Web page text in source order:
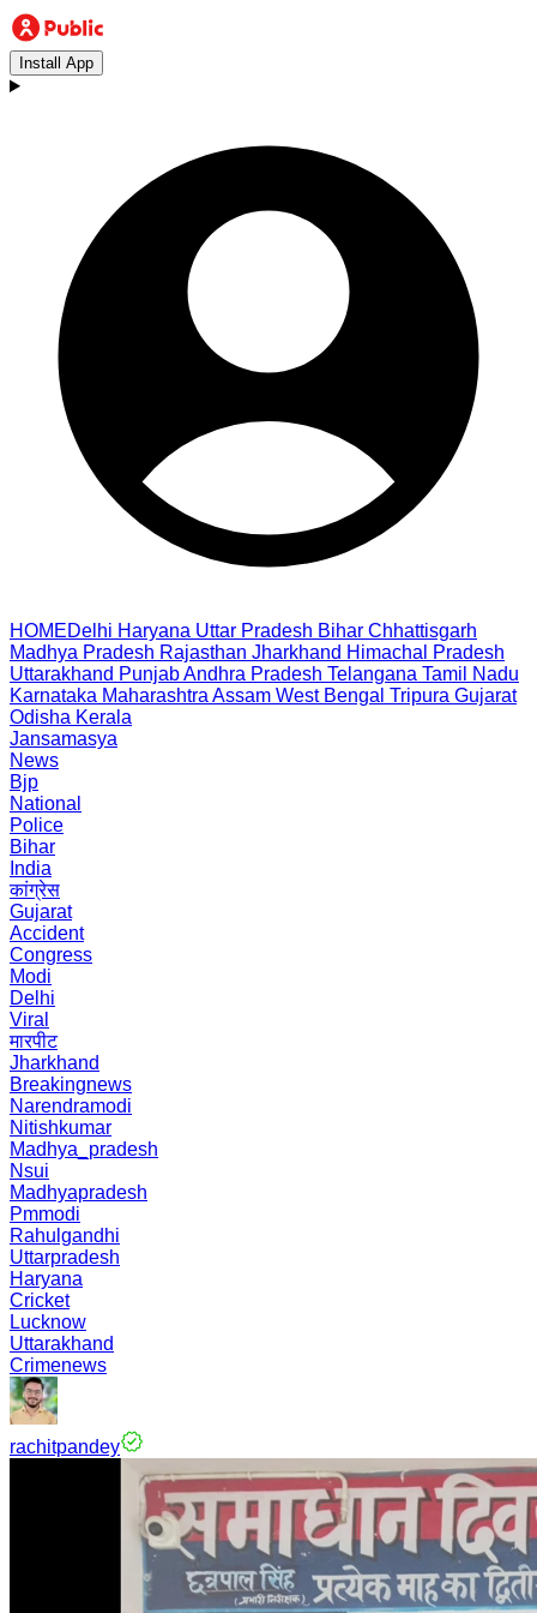
Install App
HOMEDelhi Haryana Uttar Pradesh Bihar Chhattisgarh
Madhya Pradesh Rajasthan Jharkhand Himachal Pradesh
Uttarakhand PunjabAndhra Pradesh Telangana Tamil Nadu
Karnataka Maharashtra Assam West Bengal Tripura Gujarat
Odisha Kerala
Jansamasya
News
Bjp
National
Police
Bihar
India
कांग्रेस
Gujarat
Accident
Congress
Modi
Delhi
Viral
मारपीट
Jharkhand
Breakingnews
Narendramodi
Nitishkumar
Madhya_pradesh
Nsui
Madhyapradesh
Pmmodi
Rahulgandhi
Uttarpradesh
Haryana
Cricket
Lucknow
Uttarakhand
Crimenews
rachitpandey